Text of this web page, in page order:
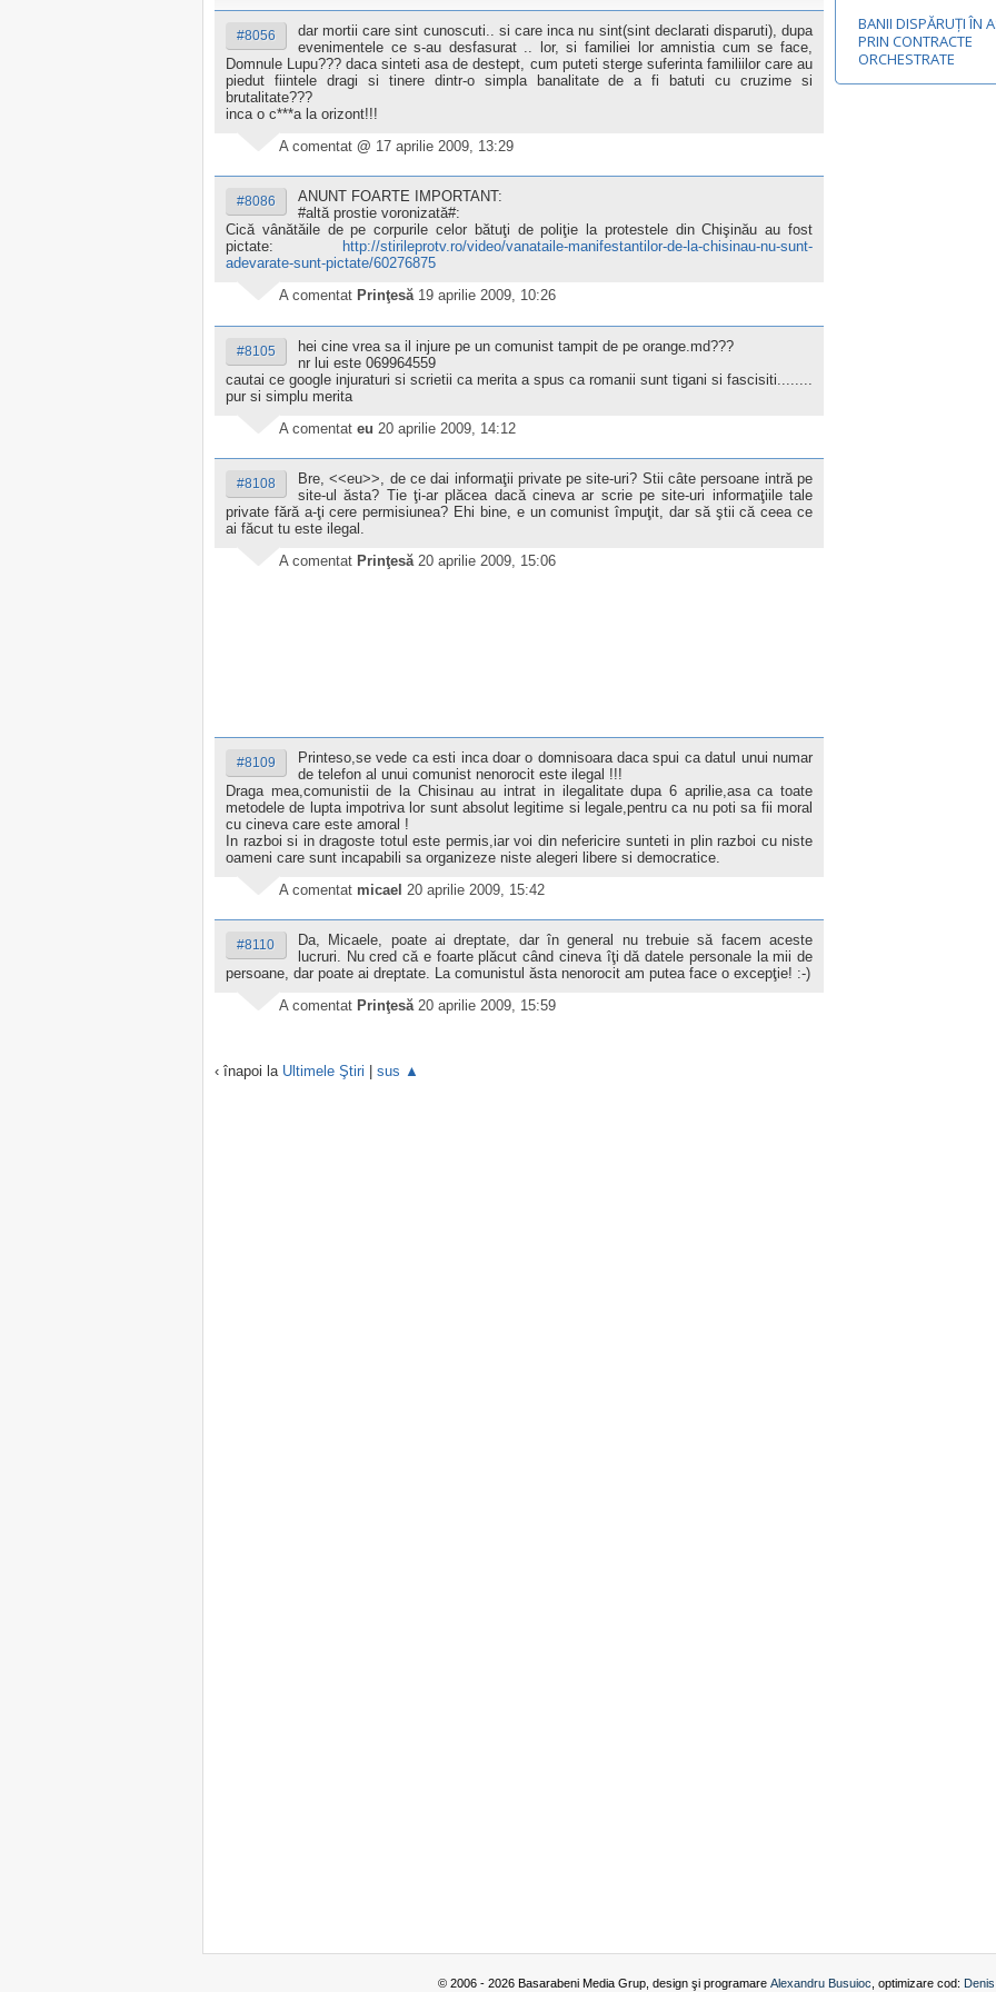
#8056
dar mortii care sint cunoscuti.. si care inca nu sint(sint declarati disparuti), dupa
evenimentele ce s-au desfasurat .. lor, si familiei lor amnistia cum se face,
Domnule Lupu??? daca sinteti asa de destept, cum puteti sterge suferinta familiilor care au
piedut fiintele dragi si tinere dintr-o simpla banalitate de a fi batuti cu cruzime si
brutalitate???
inca o c***a la orizont!!!
A comentat @ 17 aprilie 2009, 13:29
#8086
ANUNT FOARTE IMPORTANT:
#altă prostie voronizată#:
Cică vânătăile de pe corpurile celor bătuţi de poliţie la protestele din Chişinău au fost
pictate:
http://stirileprotv.ro/video/vanataile-manifestantilor-de-la-chisinau-nu-sunt-
adevarate-sunt-pictate/60276875
A comentat Prinţesă 19 aprilie 2009, 10:26
#8105
hei cine vrea sa il injure pe un comunist tampit de pe orange.md???
nr lui este 069964559
cautai ce google injuraturi si scrietii ca merita a spus ca romanii sunt tigani si fascisiti........
pur si simplu merita
A comentat eu 20 aprilie 2009, 14:12
#8108
Bre, <<eu>>, de ce dai informaţii private pe site-uri? Stii câte persoane intră pe
site-ul ăsta? Tie ţi-ar plăcea dacă cineva ar scrie pe site-uri informaţiile tale
private fără a-ţi cere permisiunea? Ehi bine, e un comunist împuţit, dar să ştii că ceea ce
ai făcut tu este ilegal.
A comentat Prinţesă 20 aprilie 2009, 15:06
#8109
Printeso,se vede ca esti inca doar o domnisoara daca spui ca datul unui numar
de telefon al unui comunist nenorocit este ilegal !!!
Draga mea,comunistii de la Chisinau au intrat in ilegalitate dupa 6 aprilie,asa ca toate
metodele de lupta impotriva lor sunt absolut legitime si legale,pentru ca nu poti sa fii moral
cu cineva care este amoral !
In razboi si in dragoste totul este permis,iar voi din nefericire sunteti in plin razboi cu niste
oameni care sunt incapabili sa organizeze niste alegeri libere si democratice.
A comentat micael 20 aprilie 2009, 15:42
#8110
Da, Micaele, poate ai dreptate, dar în general nu trebuie să facem aceste
lucruri. Nu cred că e foarte plăcut când cineva îţi dă datele personale la mii de
persoane, dar poate ai dreptate. La comunistul ăsta nenorocit am putea face o excepţie! :-)
A comentat Prinţesă 20 aprilie 2009, 15:59
‹ înapoi la Ultimele Ştiri sus ▲
BANII DISPĂRUȚI ÎN
PRIN CONTRACTE
ORCHESTRATE
© 2006 - 2026 Basarabeni Media Grup, design şi programare Alexandru Busuioc , optimizare cod: